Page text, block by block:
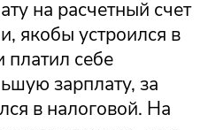
на расчетный счет
якобы устроился в
себе
зарплату, за
в налоговой. На